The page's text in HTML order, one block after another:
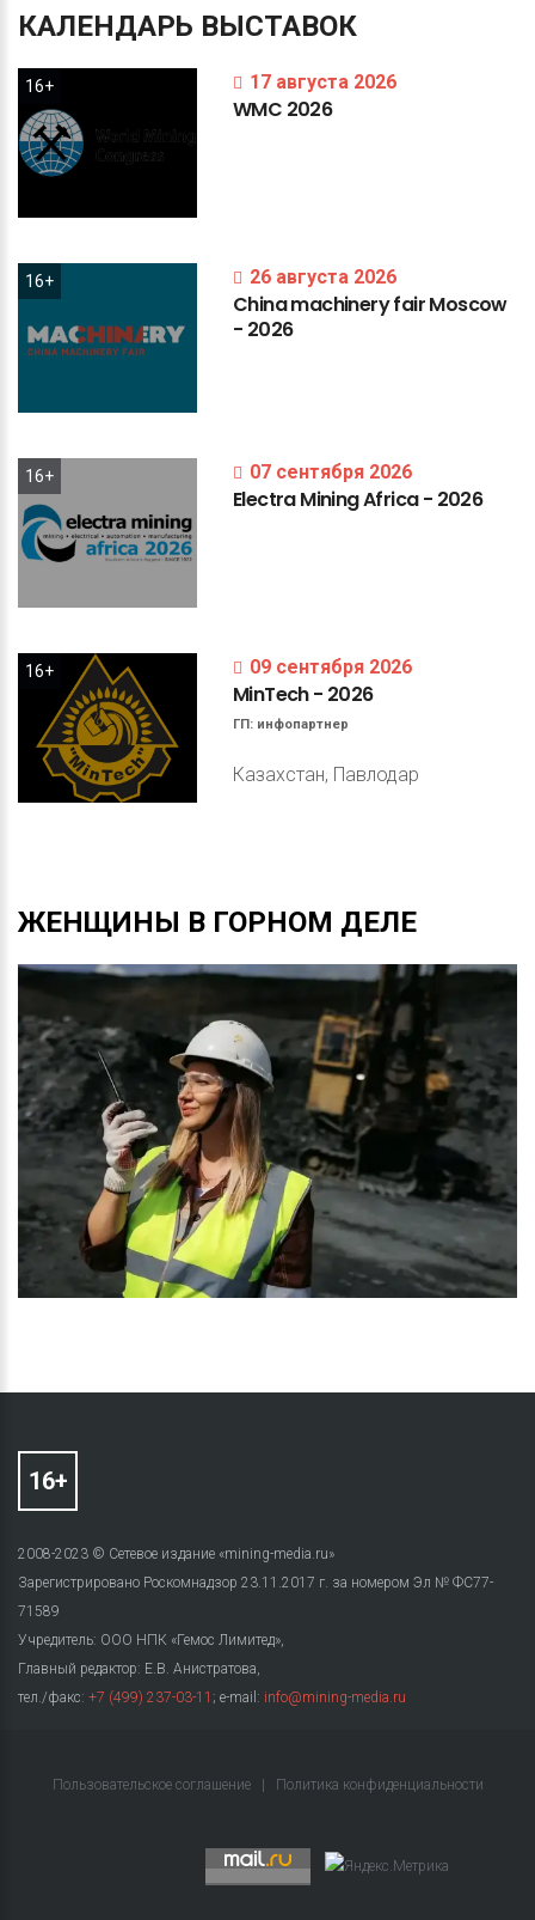
КАЛЕНДАРЬ ВЫСТАВОК
16+ 17 августа 2026
WMC 2026
16+ 26 августа 2026
ChinamachineryfairMoscow
- 2026
16+ 07 сентября 2026
ElectraMiningAfrica- 2026
16+ 09 сентября 2026
MinTech- 2026
ГП: инфопартнер
Казахстан, Павлодар
ЖЕНЩИНЫ В ГОРНОМ ДЕЛЕ
2008-2023 © Сетевое издание «mining-media.ru»
Зарегистрировано Роскомнадзор 23.11.2017 г. за номером Эл № ФС77-
71589
Учредитель: ООО НПК «Гемос Лимитед»,
Главный редактор: Е.В. Анистратова,
тел./факс: +7 (499) 237-03-11 ; e-mail: info@mining-media.ru
Пользовательское соглашение Политика конфиденциальности